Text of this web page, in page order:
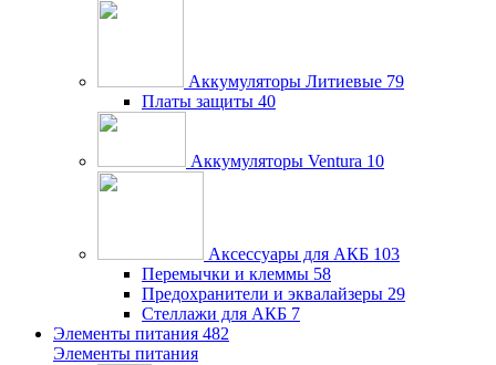
Аккумуляторы Литиевые 79
Платы защиты 40
Аккумуляторы Ventura 10
Аксессуары для АКБ 103
Перемычки и клеммы 58
Предохранители и эквалайзеры 29
Стеллажи для АКБ 7
Элементы питания 482
Элементы питания